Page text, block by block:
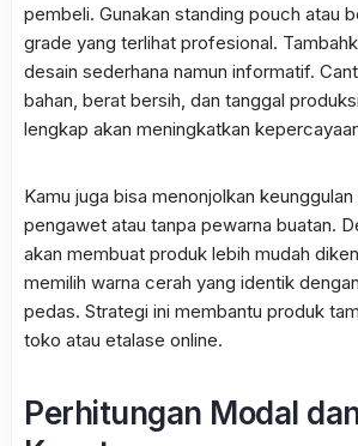
pembeli. Gunakan standing pouch atau
grade yang terlihat profesional.
desain sederhana namun informatif.
bahan, berat bersih, dan tanggal
lengkap akan meningkatkan
Kamu juga bisa menonjolkan
pengawet atau tanpa pewarna buatan.
akan membuat produk lebih mudah
memilih warna cerah yang identik
pedas. Strategi ini membantu produk
toko atau etalase online.
Perhitungan Modal